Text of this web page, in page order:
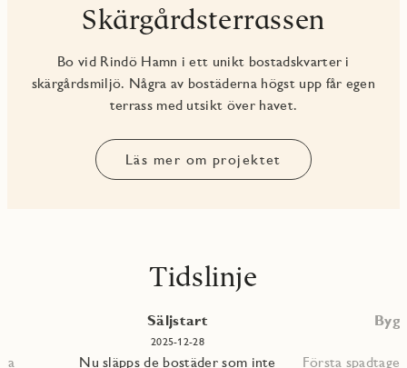
Skärgårdsterrassen
Bo vid Rindö Hamn i ett unikt bostadskvarter i
skärgårdsmiljö. Några av bostäderna högst upp får egen
terrass med utsikt över havet.
Läs mer om projektet
Tidslinje
Säljstart
2025-12-28
Nu släpps de bostäder som inte
Första